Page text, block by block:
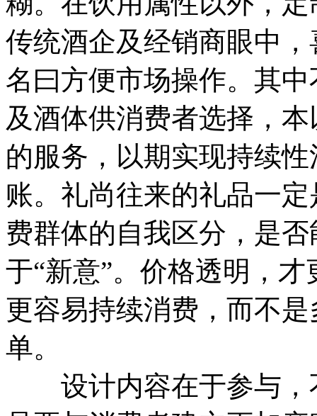
传统酒企及经销商眼中
名曰方便市场操作。其
及酒体供消费者选择，
的服务，以期实现持续
账。礼尚往来的礼品一
费群体的自我区分，是
于“新意”。价格透明，
更容易持续消费，而不
单。
设计内容在于参与，